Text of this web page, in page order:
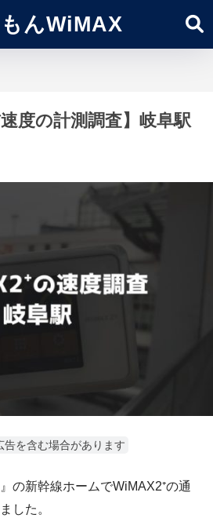
んWiMAX
速度の計測調査】岐阜駅
告を含む場合があります
の新幹線ホームでWiMAX2⁺の通
した。